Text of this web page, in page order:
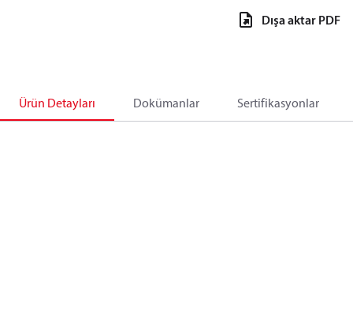
Dışa aktar PDF
Ürün Detayları Dokümanlar Sertifikasyonlar